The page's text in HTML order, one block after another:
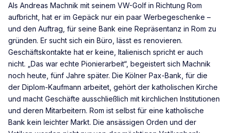
Als Andreas Machnik mit seinem VW-Golf in Richtung Rom
aufbricht, hat er im Gepäck nur ein paar Werbegeschenke –
und den Auftrag, für seine Bank eine Repräsentanz in Rom zu
gründen. Er sucht sich ein Büro, lässt es renovieren.
Geschäftskontakte hat er keine, Italienisch spricht er auch
nicht. „Das war echte Pionierarbeit“, begeistert sich Machnik
noch heute, fünf Jahre später. Die Kölner Pax-Bank, für die
der Diplom-Kaufmann arbeitet, gehört der katholischen Kirche
und macht Geschäfte ausschließlich mit kirchlichen Institutionen
und deren Mitarbeitern. Rom ist selbst für eine katholische
Bank kein leichter Markt. Die ansässigen Orden und der